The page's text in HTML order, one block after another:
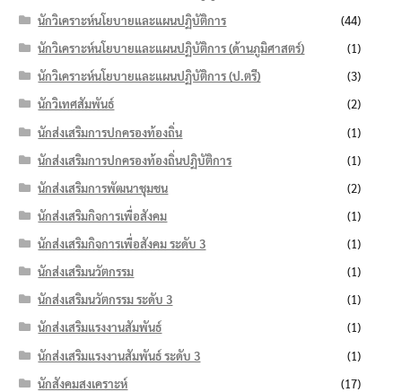
นักวิเคราะห์นโยบายและแผนปฏิบัติการ
(44)
นักวิเคราะห์นโยบายและแผนปฏิบัติการ (ด้านภูมิศาสตร์)
(1)
นักวิเคราะห์นโยบายและแผนปฏิบัติการ (ป.ตรี)
(3)
นักวิเทศสัมพันธ์
(2)
นักส่งเสริมการปกครองท้องถิ่น
(1)
นักส่งเสริมการปกครองท้องถิ่นปฏิบัติการ
(1)
นักส่งเสริมการพัฒนาชุมชน
(2)
นักส่งเสริมกิจการเพื่อสังคม
(1)
นักส่งเสริมกิจการเพื่อสังคม ระดับ 3
(1)
นักส่งเสริมนวัตกรรม
(1)
นักส่งเสริมนวัตกรรม ระดับ 3
(1)
นักส่งเสริมแรงงานสัมพันธ์
(1)
นักส่งเสริมแรงงานสัมพันธ์ ระดับ 3
(1)
นักสังคมสงเคราะห์
(17)